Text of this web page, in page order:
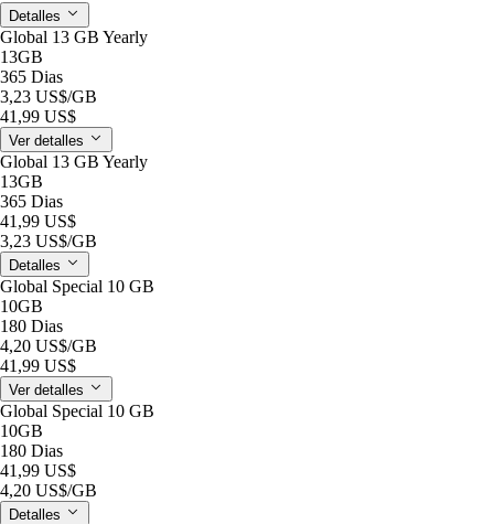
Detalles
Global 13 GB Yearly
13GB
365 Dias
3,23 US$/GB
41,99 US$
Ver detalles
Global 13 GB Yearly
13GB
365 Dias
41,99 US$
3,23 US$/GB
Detalles
Global Special 10 GB
10GB
180 Dias
4,20 US$/GB
41,99 US$
Ver detalles
Global Special 10 GB
10GB
180 Dias
41,99 US$
4,20 US$/GB
Detalles